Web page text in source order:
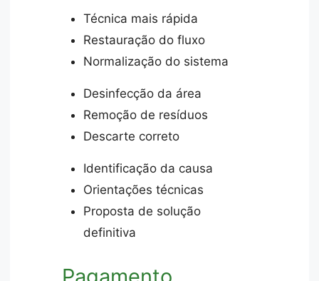
Técnica mais rápida
Restauração do fluxo
Normalização do sistema
Desinfecção da área
Remoção de resíduos
Descarte correto
Identificação da causa
Orientações técnicas
Proposta de solução
definitiva